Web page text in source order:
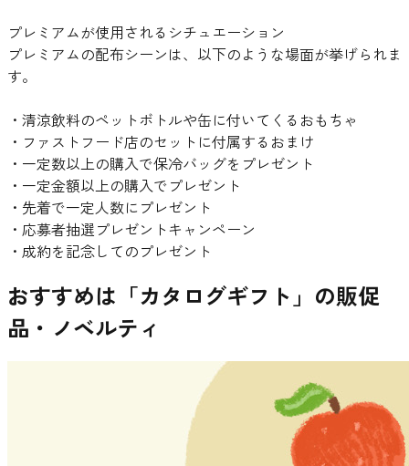
プレミアムが使用されるシチュエーション
プレミアムの配布シーンは、以下のような場面が挙げられま
す。
・清涼飲料のペットボトルや缶に付いてくるおもちゃ
・ファストフード店のセットに付属するおまけ
・一定数以上の購入で保冷バッグをプレゼント
・一定金額以上の購入でプレゼント
・先着で一定人数にプレゼント
・応募者抽選プレゼントキャンペーン
・成約を記念してのプレゼント
おすすめは「カタログギフト」の販促
品・ノベルティ